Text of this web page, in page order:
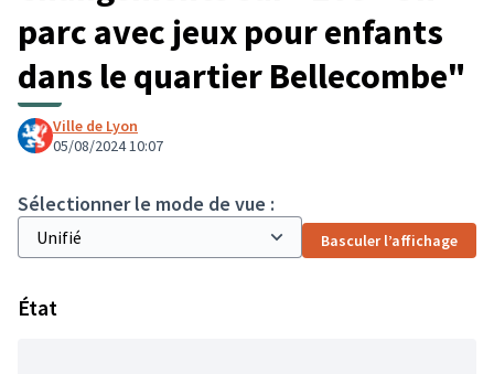
parc avec jeux pour enfants
dans le quartier Bellecombe"
Ville de Lyon
05/08/2024 10:07
Sélectionner le mode de vue :
Basculer l’affichage
État